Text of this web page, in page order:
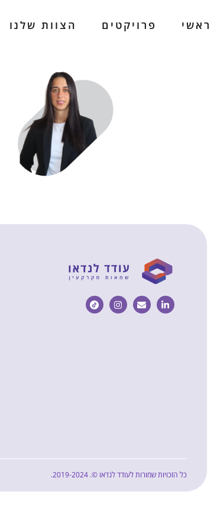
ראשי פרויקטים הצוות שלנו ראשי פרויקטים הצוות שלנו
כל הזכויות שמורות לעודד לנדאו ©. 2019-2024.